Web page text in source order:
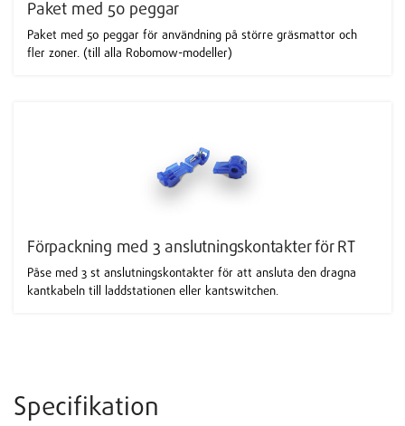
Paket med 50 peggar
Paket med 50 peggar för användning på större gräsmattor och
fler zoner. (till alla Robomow-modeller)
Förpackning med 3 anslutningskontakter för RT
Påse med 3 st anslutningskontakter för att ansluta den dragna
kantkabeln till laddstationen eller kantswitchen.
Specifikation